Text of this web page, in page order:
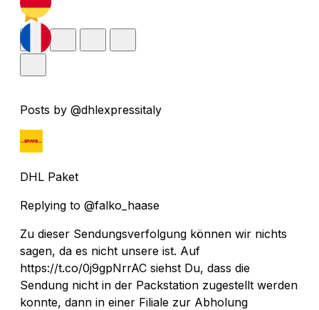
Posts by @dhlexpressitaly
DHL Paket
Replying to @falko_haase
Zu dieser Sendungsverfolgung können wir nichts
sagen, da es nicht unsere ist. Auf
https://t.co/0j9gpNrrAC siehst Du, dass die
Sendung nicht in der Packstation zugestellt werden
konnte, dann in einer Filiale zur Abholung